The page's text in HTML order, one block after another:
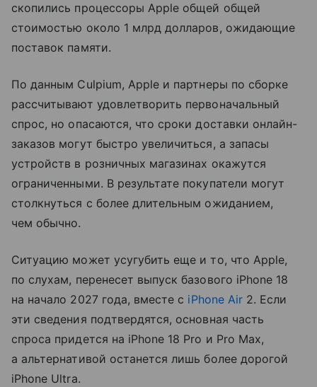
скопились процессоры Apple общей общей
стоимостью около 1 млрд долларов, ожидающие
поставок памяти.
По данным Culpium, Apple и партнеры по сборке
рассчитывают удовлетворить первоначальный
спрос, но опасаются, что сроки доставки онлайн-
заказов могут быстро увеличиться, а запасы
устройств в розничных магазинах окажутся
ограниченными. В результате покупатели могут
столкнуться с более длительным ожиданием,
чем обычно.
Ситуацию может усугубить еще и то, что Apple,
по слухам, перенесет выпуск базового iPhone 18
на начало 2027 года, вместе с iPhone Air2. Если
эти сведения подтвердятся, основная часть
спроса придется на iPhone 18 Pro и Pro Max,
а альтернативой останется лишь более дорогой
iPhone Ultra.